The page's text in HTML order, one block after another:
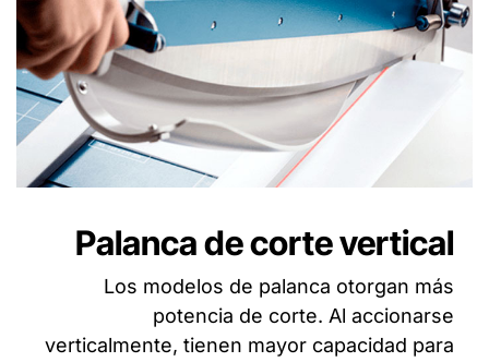
Palanca de corte vertical
Los modelos de palanca otorgan más
potencia de corte. Al accionarse
verticalmente, tienen mayor capacidad para